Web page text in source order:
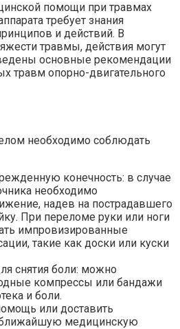
помощи при травмах
требует знания
и действий. В
травмы, действия могут
основные рекомендации
травм опорно-двигательного
необходимо соблюдать
конечность: в случае
необходимо
надев на пострадавшего
При переломе руки или ноги
импровизированные
такие как доски или куски
снятия боли: можно
компрессы или бандажи
и боли.
или доставить
медицинскую